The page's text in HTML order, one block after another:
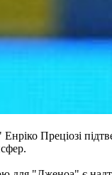
Преціозі